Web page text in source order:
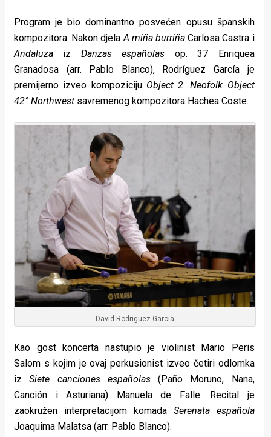
Program je bio dominantno posvećen opusu španskih
kompozitora. Nakon djelaA miña burriñaCarlosa Castra i
Andaluza iz Danzas españolas op. 37 Enriquea
Granadosa (arr. Pablo Blanco), Rodríguez García je
premijerno izveo kompoziciju Object 2. Neofolk Object
42° Northwest savremenog kompozitora Hachea Coste.
David Rodriguez Garcia
Kao gost koncerta nastupio je violinist Mario Peris
Salom s kojim je ovaj perkusionist izveo četiri odlomka
izSiete canciones españolas(Paño Moruno, Nana,
Canción i Asturiana) Manuela de Falle. Recital je
zaokružen interpretacijom komada Serenata española
Joaquima Malatsa (arr. Pablo Blanco).